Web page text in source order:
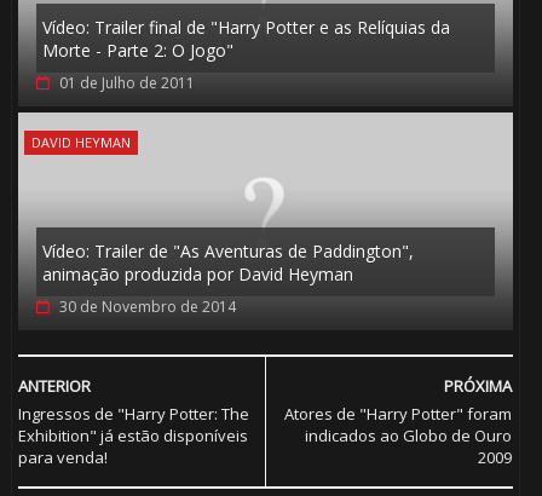
Vídeo: Trailer final de "Harry Potter e as Relíquias da
Morte - Parte 2: O Jogo"
01 de Julho de 2011
DAVID HEYMAN
Vídeo: Trailer de "As Aventuras de Paddington",
animação produzida por David Heyman
30 de Novembro de 2014
PRÓXIMA
Atores de "Harry Potter" foram
indicados ao Globo de Ouro
2009
ANTERIOR
Ingressos de "Harry Potter: The
Exhibition" já estão disponíveis
para venda!
⚡
🎈